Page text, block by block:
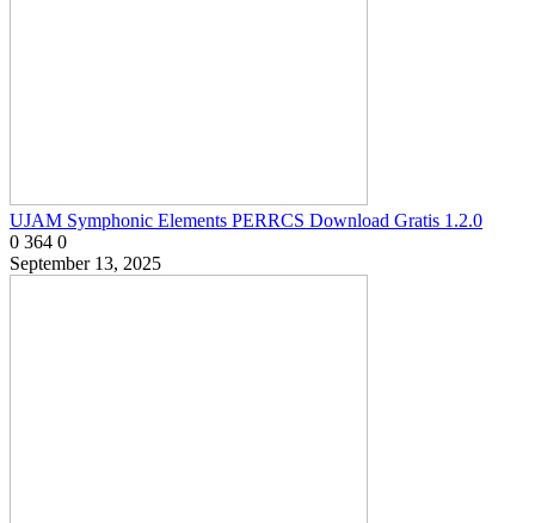
UJAM Symphonic Elements PERRCS Download Gratis 1.2.0
0 364 0
September 13, 2025